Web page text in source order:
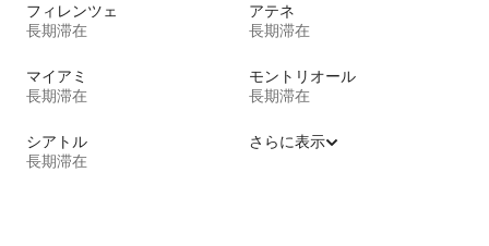
フィレンツェ
長期滞在
アテネ
長期滞在
マイアミ
長期滞在
モントリオール
長期滞在
シアトル
長期滞在
さらに表示